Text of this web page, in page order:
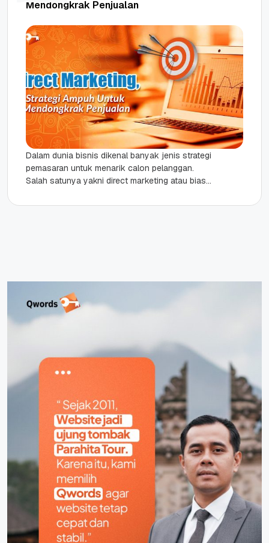
Mendongkrak Penjualan
Dalam dunia bisnis dikenal banyak jenis strategi
pemasaran untuk menarik calon pelanggan.
Salah satunya yakni direct marketing atau biasa